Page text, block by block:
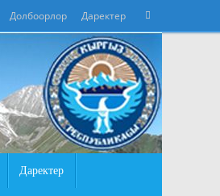
Долбоорлор Даректер Поиск
Даректер